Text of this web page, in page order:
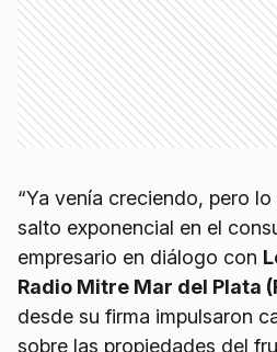
“Ya venía creciendo, pero
salto exponencial en el
empresario en diálogo con
Radio Mitre Mar del Plata
desde su firma impulsaron
sobre las propiedades del